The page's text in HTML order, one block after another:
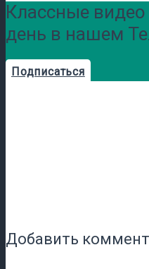
Классные
день в нашем
Подписаться
Добавить